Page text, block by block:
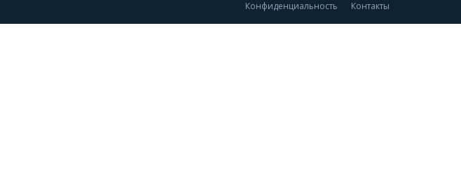
Конфиденциальность Контакты